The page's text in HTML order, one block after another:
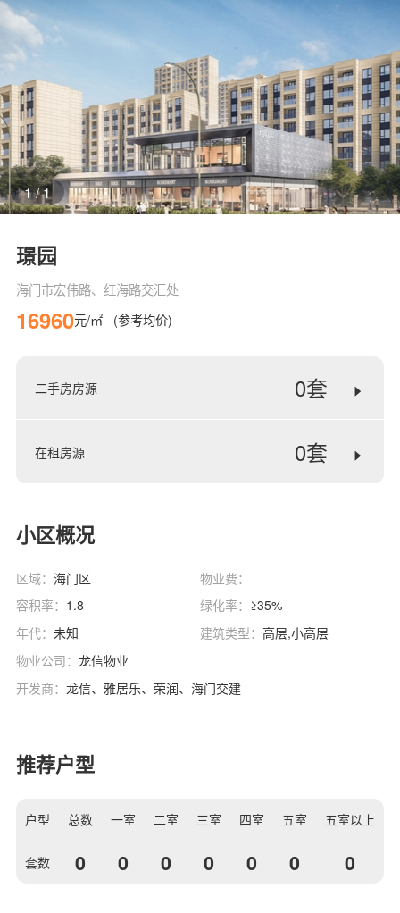
1/1
璟园
海门市宏伟路、红海路交汇处
16960元/㎡ (参考均价)
二手房房源 0套
在租房源 0套
小区概况
区域： 海门区
物业费：
容积率： 1.8 绿化率： ≥35%
年代： 未知 建筑类型： 高层,小高层
物业公司： 龙信物业
开发商： 龙信、雅居乐、荣润、海门交建
推荐户型
户型
套数
总数
0
一室
0
二室
0
三室
0
四室
0
五室
0
五室以上
0